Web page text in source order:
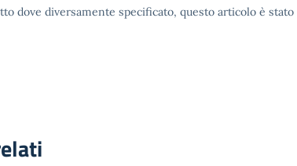
dove diversamente specificato, questo articolo è